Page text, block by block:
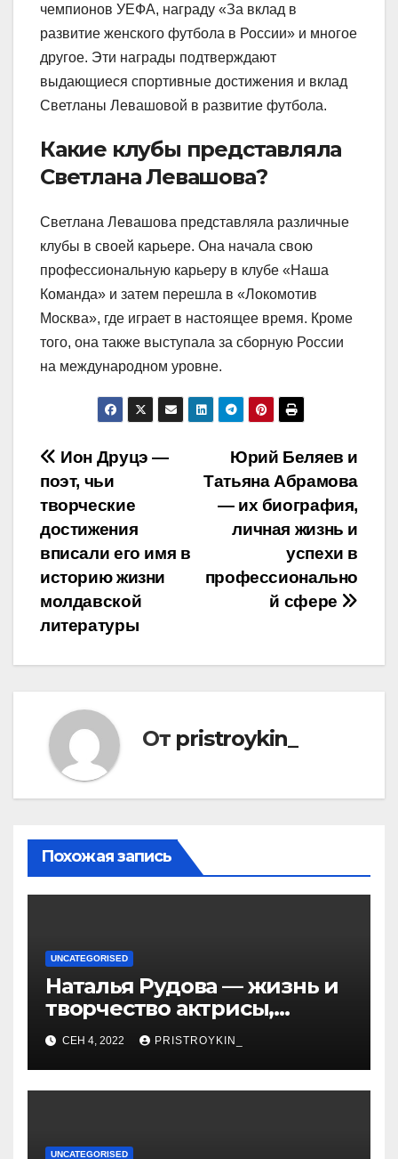
чемпионов УЕФА, награду «За вклад в
развитие женского футбола в России» и многое
другое. Эти награды подтверждают
выдающиеся спортивные достижения и вклад
Светланы Левашовой в развитие футбола.
Какие клубы представляла
Светлана Левашова?
Светлана Левашова представляла различные
клубы в своей карьере. Она начала свою
профессиональную карьеру в клубе «Наша
Команда» и затем перешла в «Локомотив
Москва», где играет в настоящее время. Кроме
того, она также выступала за сборную России
на международном уровне.
Навигация
по
записям
Юрий Беляев и
Татьяна Абрамова
— их биография,
личная жизнь и
успехи в
профессионально
й сфере
Ион Друцэ —
поэт, чьи
творческие
достижения
вписали его имя в
историю жизни
молдавской
литературы
От pristroykin_
Похожая запись
UNCATEGORISED
Наталья Рудова — жизнь и
творчество актрисы,
популярные фильмы и
личные подробности
СЕН 4, 2022 PRISTROYKIN_
UNCATEGORISED